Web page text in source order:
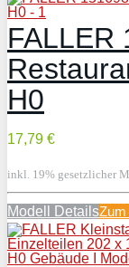
FALLER
H0
17,79 €
inkl. 19% gesetzlicher
Modell DetailsZum